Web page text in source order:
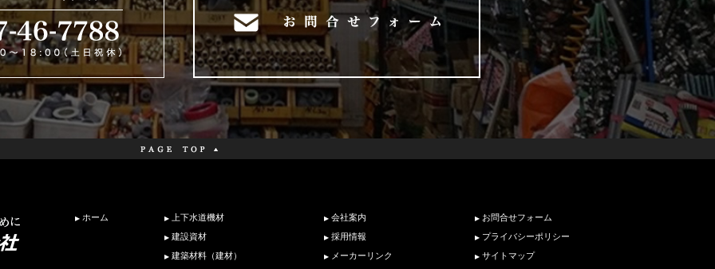
ホーム
上下水道機材
建設資材
建築材料（建材）
会社案内
採用情報
メーカーリンク
お問合せフォーム
プライバシーポリシー
サイトマップ